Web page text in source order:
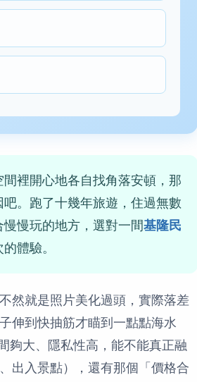
裡開心地各自找角落安頓，那
吧。跑了十幾年旅遊，住過無數
慢玩的地方，選對一間基隆民
體驗。
然就是照片美化過頭，實際落差
伸到快抽筋才瞄到一點點海水
夠大、隱私性高，能不能真正融
出入景點），還有那個「價格合